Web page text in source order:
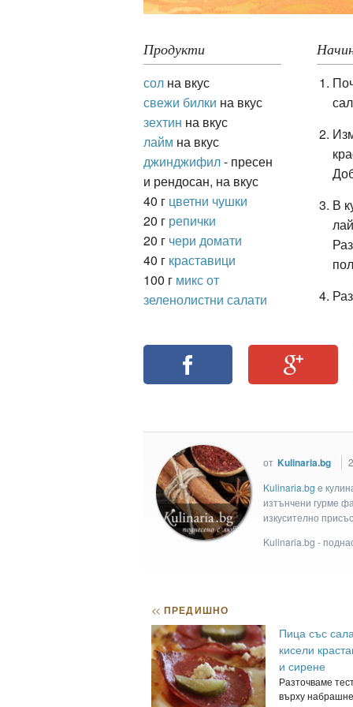
Продукти
сол на вкус
свежи билки на вкус
зехтин на вкус
лайм на вкус
джинджифил- пресен
и рендосан, на вкус
40 г цветни чушки
20 г репички
20 г чери домати
40 г краставици
100 г микс от
зеленолистни салати
В
от Kulinaria.bg
Kulinaria.bg e
изтънчени гурме
изкусително
Kulinaria.bg -
<< ПРЕДИШНО
Пица със
кисели
и сирене
Разточваме
върху